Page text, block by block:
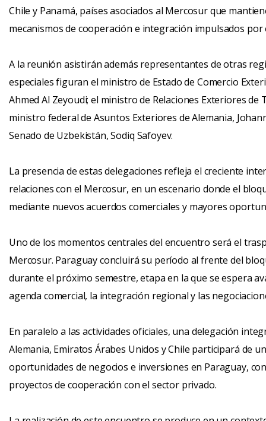
Chile y Panamá, países asociados al Mercosur que
mecanismos de cooperación e integración impulsados por
A la reunión asistirán además representantes de otras
especiales figuran el ministro de Estado de Comercio
Ahmed Al Zeyoudi; el ministro de Relaciones Exteriores de
ministro federal de Asuntos Exteriores de Alemania,
Senado de Uzbekistán, Sodiq Safoyev.
La presencia de estas delegaciones refleja el creciente
relaciones con el Mercosur, en un escenario donde el
mediante nuevos acuerdos comerciales y mayores
Uno de los momentos centrales del encuentro será el
Mercosur. Paraguay concluirá su período al frente del
durante el próximo semestre, etapa en la que se espera
agenda comercial, la integración regional y las
En paralelo a las actividades oficiales, una delegación
Alemania, Emiratos Árabes Unidos y Chile participará de
oportunidades de negocios e inversiones en Paraguay,
proyectos de cooperación con el sector privado.